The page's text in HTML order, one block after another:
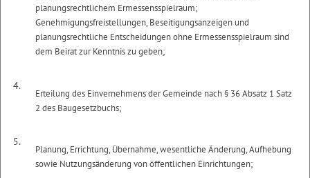
planungsrechtlichem Ermessensspielraum;
Genehmigungsfreistellungen, Beseitigungsanzeigen und
planungsrechtliche Entscheidungen ohne Ermessensspielraum sind
dem Beirat zur Kenntnis zu geben;
4.
Erteilung des Einvernehmens der Gemeinde nach § 36 Absatz 1 Satz
2 des Baugesetzbuchs;
5.
Planung, Errichtung, Übernahme, wesentliche Änderung, Aufhebung
sowie Nutzungsänderung von öffentlichen Einrichtungen;